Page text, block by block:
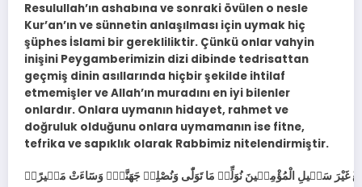
Resulullah’ın ashabına ve sonraki övülen o nesle
Kur’an’ın ve sünnetin anlaşılması için uymak hiç
şüphes İslami bir gerekliliktir. Çünkü onlar vahyin
inişini Peygamberimizin dizi dibinde tedrisattan
geçmiş dinin asıllarında hiçbir şekilde ihtilaf
etmemişler ve Allah’ın muradını en iyi bilenler
onlardır. Onlara uymanın hidayet, rahmet ve
doğruluk olduğunu onlara uymamanın ise fitne,
tefrika ve sapıklık olarak Rabbimiz nitelendirmiştir.